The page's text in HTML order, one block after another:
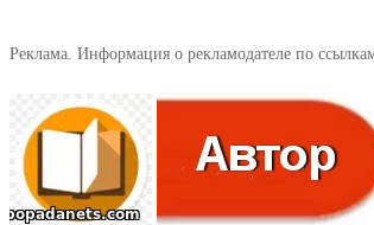
Реклама. Информация о рекламодателе по